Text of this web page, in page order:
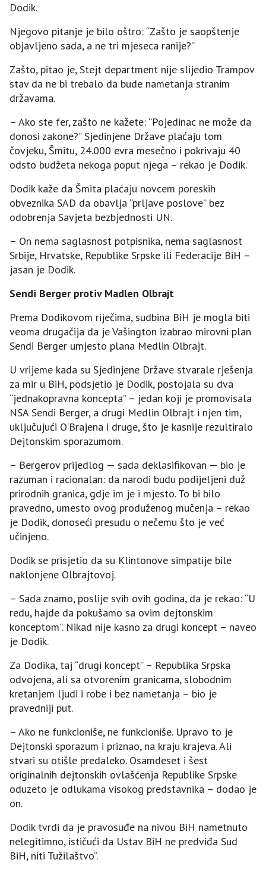
Dodik.
Njegovo pitanje je bilo oštro: “Zašto je saopštenje
objavljeno sada, a ne tri mjeseca ranije?”
Zašto, pitao je, Stejt department nije slijedio Trampov
stav da ne bi trebalo da bude nametanja stranim
državama.
– Ako ste fer, zašto ne kažete: “Pojedinac ne može da
donosi zakone?” Sjedinjene Države plaćaju tom
čovjeku, Šmitu, 24.000 evra mesečno i pokrivaju 40
odsto budžeta nekoga poput njega – rekao je Dodik.
Dodik kaže da Šmita plaćaju novcem poreskih
obveznika SAD da obavlja “prljave poslove” bez
odobrenja Savjeta bezbjednosti UN.
– On nema saglasnost potpisnika, nema saglasnost
Srbije, Hrvatske, Republike Srpske ili Federacije BiH –
jasan je Dodik.
Sendi Berger protiv Madlen Olbrajt
Prema Dodikovom riječima, sudbina BiH je mogla biti
veoma drugačija da je Vašington izabrao mirovni plan
Sendi Berger umjesto plana Medlin Olbrajt.
U vrijeme kada su Sjedinjene Države stvarale rješenja
za mir u BiH, podsjetio je Dodik, postojala su dva
“jednakopravna koncepta” – jedan koji je promovisala
NSA Sendi Berger, a drugi Medlin Olbrajt i njen tim,
uključujući O'Brajena i druge, što je kasnije rezultiralo
Dejtonskim sporazumom.
– Bergerov prijedlog — sada deklasifikovan — bio je
razuman i racionalan: da narodi budu podijeljeni duž
prirodnih granica, gdje im je i mjesto. To bi bilo
pravedno, umesto ovog produženog mučenja – rekao
je Dodik, donoseći presudu o nečemu što je već
učinjeno.
Dodik se prisjetio da su Klintonove simpatije bile
naklonjene Olbrajtovoj.
– Sada znamo, poslije svih ovih godina, da je rekao: “U
redu, hajde da pokušamo sa ovim dejtonskim
konceptom”. Nikad nije kasno za drugi koncept – naveo
je Dodik.
Za Dodika, taj “drugi koncept” – Republika Srpska
odvojena, ali sa otvorenim granicama, slobodnim
kretanjem ljudi i robe i bez nametanja – bio je
pravedniji put.
– Ako ne funkcioniše, ne funkcioniše. Upravo to je
Dejtonski sporazum i priznao, na kraju krajeva. Ali
stvari su otišle predaleko. Osamdeset i šest
originalnih dejtonskih ovlašćenja Republike Srpske
oduzeto je odlukama visokog predstavnika – dodao je
on.
Dodik tvrdi da je pravosuđe na nivou BiH nametnuto
nelegitimno, ističući da Ustav BiH ne predviđa Sud
BiH, niti Tužilaštvo”.